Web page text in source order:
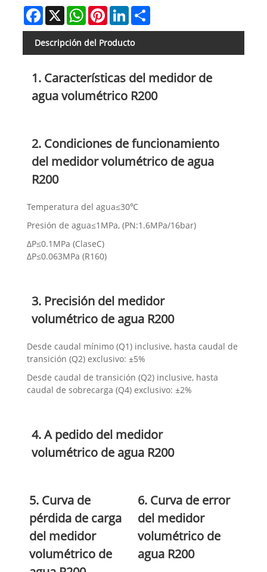
Facebook
X WhatsAppPinterestLinkedInShare
Descripción del Producto
1. Características del medidor de
agua volumétrico R200
2. Condiciones de funcionamiento
del medidor volumétrico de agua
R200
Temperatura del agua≤30℃
Presión de agua≤1MPa, (PN:1.6MPa/16bar)
ΔP≤0.1MPa (ClaseC)
ΔP≤0.063MPa (R160)
3. Precisión del medidor
volumétrico de agua R200
Desde caudal mínimo (Q1) inclusive, hasta caudal de
transición (Q2) exclusivo: ±5%
Desde caudal de transición (Q2) inclusive, hasta
caudal de sobrecarga (Q4) exclusivo: ±2%
4. A pedido del medidor
volumétrico de agua R200
5. Curva de
pérdida de carga
del medidor
volumétrico de
6. Curva de error
del medidor
volumétrico de
agua R200